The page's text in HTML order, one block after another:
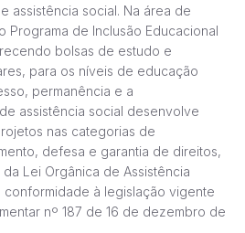
assistência social. Na área de
de Inclusão Educacional
bolsas de estudo e
para os níveis de educação
permanência e a
assistência social desenvolve
nas categorias de
defesa e garantia de direitos,
Lei Orgânica de Assistência
conformidade à legislação vigente
nº 187 de 16 de dezembro de